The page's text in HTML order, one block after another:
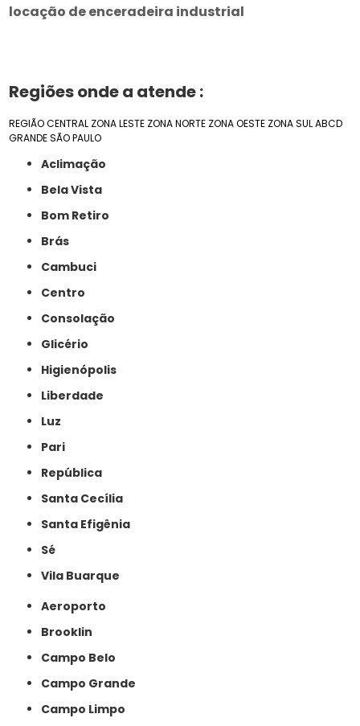
locação de enceradeira industrial
Regiões onde a atende :
REGIÃO CENTRAL ZONA LESTE ZONA NORTE ZONA OESTE ZONA SULABCD
GRANDE SÃO PAULO
Aclimação
Bela Vista
Bom Retiro
Brás
Cambuci
Centro
Consolação
Glicério
Higienópolis
Liberdade
Luz
Pari
República
Santa Cecília
Santa Efigênia
Sé
Vila Buarque
Aeroporto
Brooklin
Campo Belo
Campo Grande
Campo Limpo